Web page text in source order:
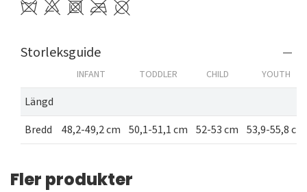
Storleksguide
INFANT TODDLER CHILD YOUTH
Längd
Bredd
48,2-49,2 cm 50,1-51,1 cm 52-53 cm 53,9-55,8 cm
Fler produkter